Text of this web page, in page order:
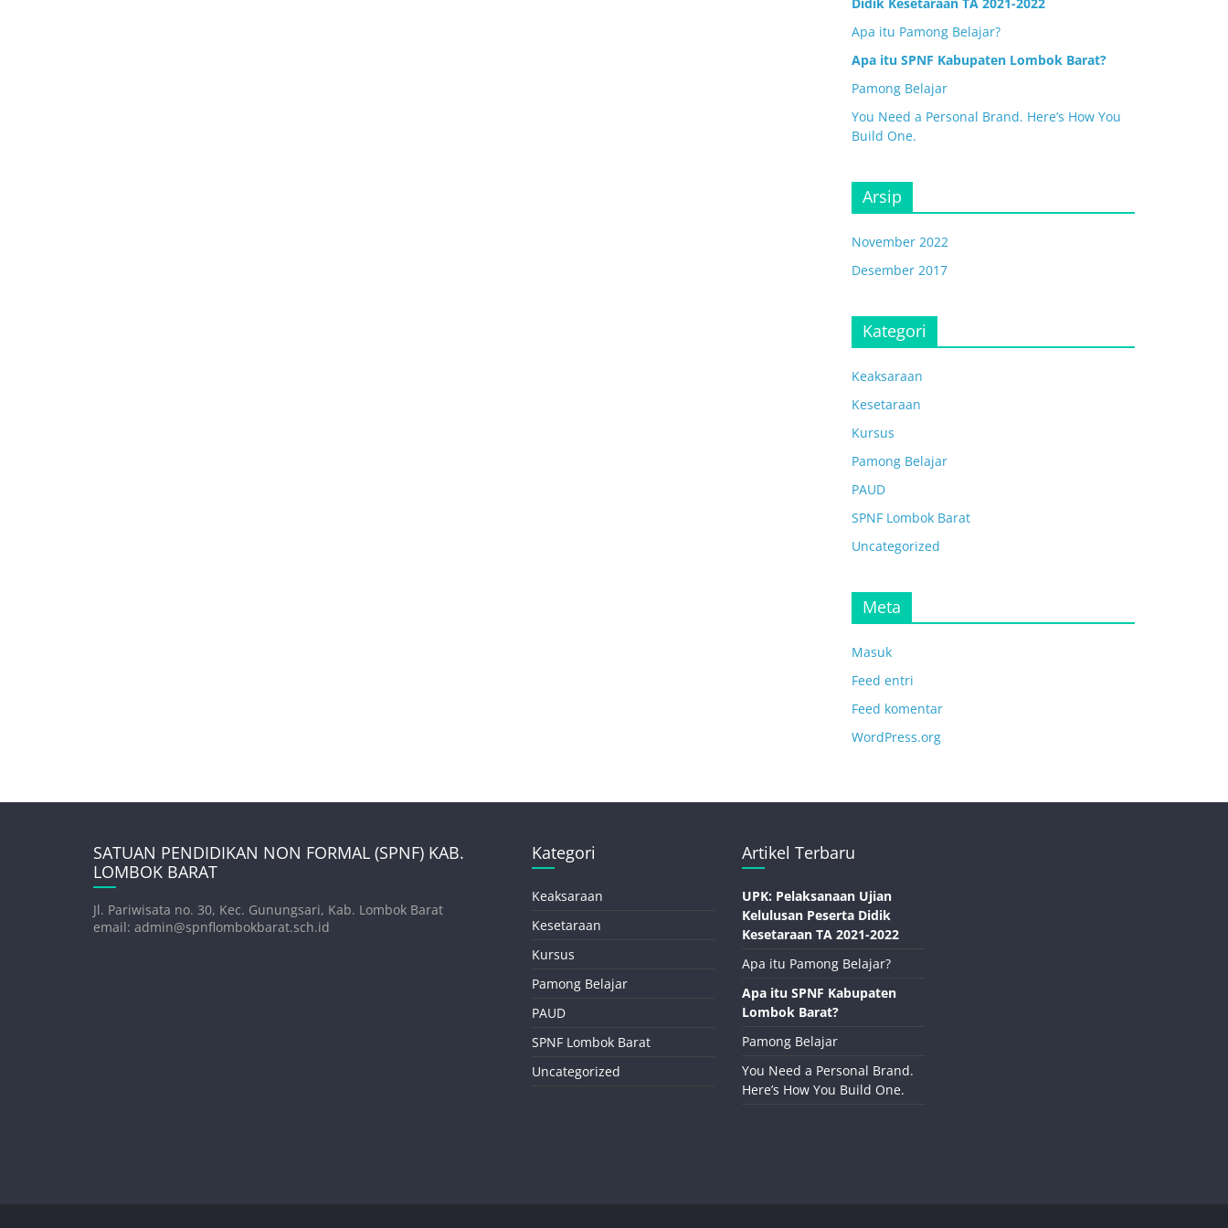
Apa itu Pamong Belajar?
Apa itu SPNF Kabupaten Lombok Barat?
Pamong Belajar
You Need a Personal Brand. Here’s How You
Build One.
Arsip
November 2022
Desember 2017
Kategori
Keaksaraan
Kesetaraan
Kursus
Pamong Belajar
PAUD
SPNF Lombok Barat
Uncategorized
Meta
Masuk
Feed entri
Feed komentar
WordPress.org
SATUAN PENDIDIKAN NON FORMAL (SPNF) KAB.
LOMBOK BARAT
Jl. Pariwisata no. 30, Kec. Gunungsari, Kab. Lombok Barat
email: admin@spnflombokbarat.sch.id
Kategori
Keaksaraan
Kesetaraan
Kursus
Pamong Belajar
PAUD
SPNF Lombok Barat
Uncategorized
Artikel Terbaru
UPK: Pelaksanaan Ujian
Kelulusan Peserta Didik
Kesetaraan TA 2021-2022
Apa itu Pamong Belajar?
Apa itu SPNF Kabupaten
Lombok Barat?
Pamong Belajar
You Need a Personal Brand.
Here’s How You Build One.